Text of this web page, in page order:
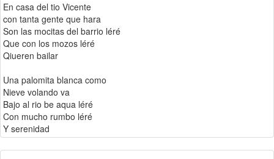
En casa del tio Vicente
con tanta gente que hara
Son las mocitas del barrio léré
Que con los mozos léré
Qiueren bailar
Una palomita blanca como
Nieve volando va
Bajo al rio be aqua léré
Con mucho rumbo léré
Y serenidad